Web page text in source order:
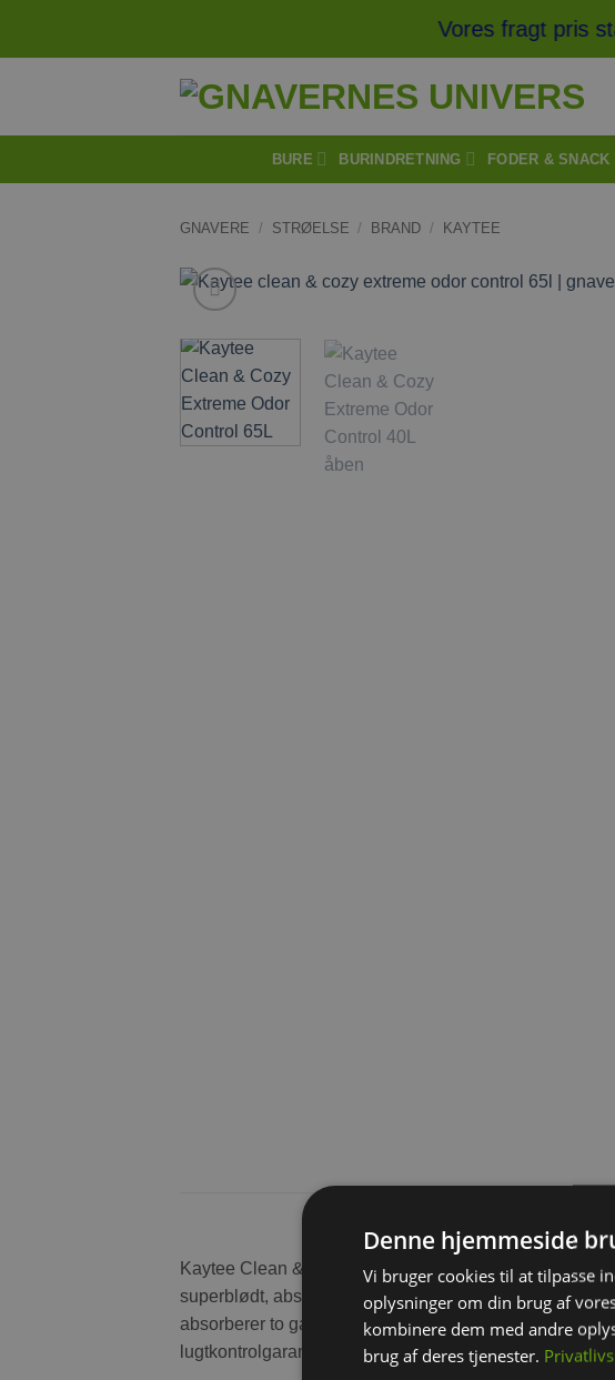
Vores fragt pris
BURE BURINDRETNING FODER & SNACK
GNAVERE / STRØELSE / BRAND / KAYTEE
Kaytee Clean & Cozy Extreme Odor Control
superblødt, absorberende strøelse. Kaytee Clean &
absorberer to gange mere væske end træspåner.
lugtkontrolgaranti og er 99% støvfri for et renere bur.
Denne hjemmeside
Vi bruger cookies til at tilpasse
oplysninger om din brug af
kombinere dem med andre
brug af deres tjenester.